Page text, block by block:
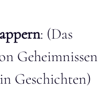
: (Das
Geheimnissen
Geschichten)